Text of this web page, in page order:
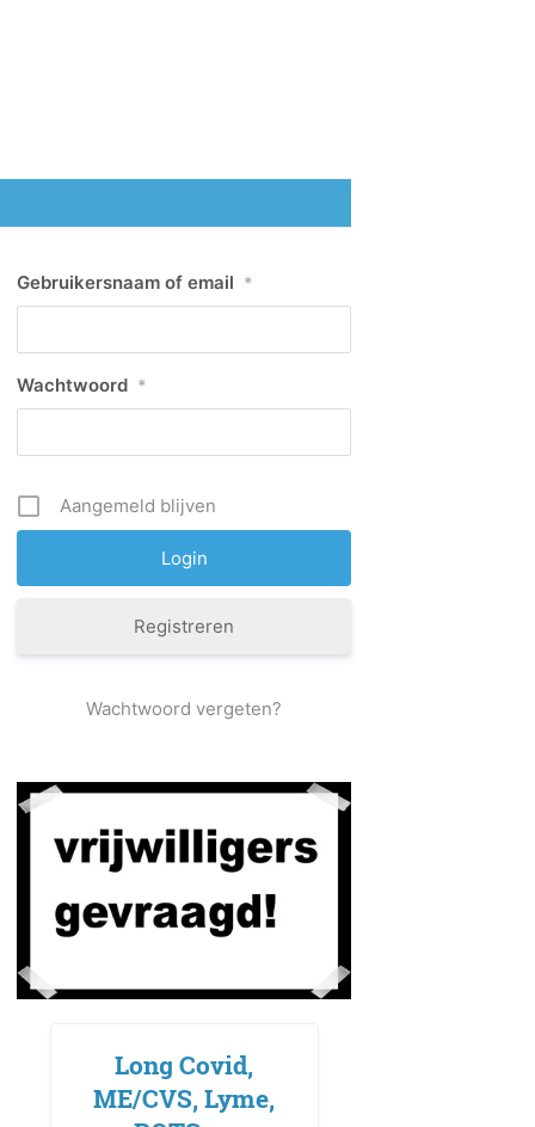
Gebruikersnaam of email *
Wachtwoord *
Aangemeld blijven
Registreren
Wachtwoord vergeten?
Long Covid,
ME/CVS, Lyme,